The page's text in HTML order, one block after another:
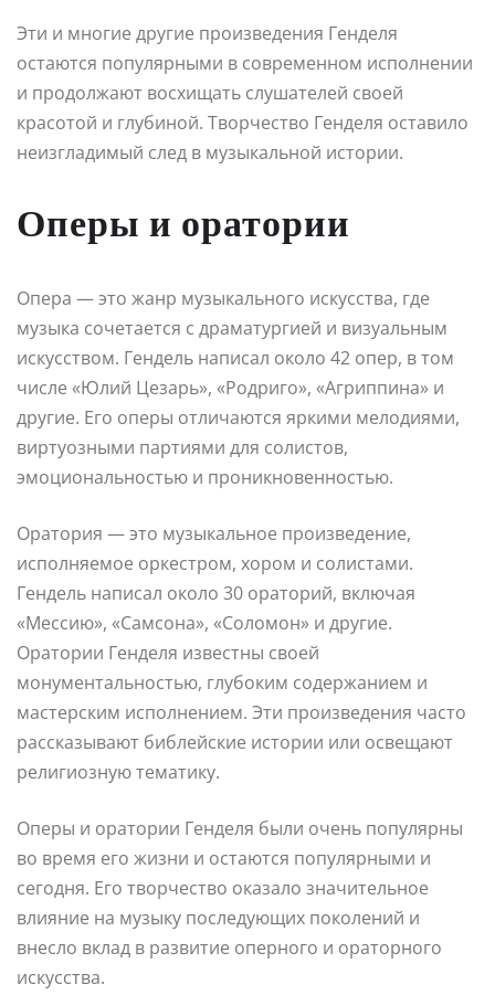
Эти и многие другие произведения Генделя
остаются популярными в современном исполнении
и продолжают восхищать слушателей своей
красотой и глубиной. Творчество Генделя оставило
неизгладимый след в музыкальной истории.
Оперы и оратории
Опера — это жанр музыкального искусства, где
музыка сочетается с драматургией и визуальным
искусством. Гендель написал около 42 опер, в том
числе «Юлий Цезарь», «Родриго», «Агриппина» и
другие. Его оперы отличаются яркими мелодиями,
виртуозными партиями для солистов,
эмоциональностью и проникновенностью.
Оратория — это музыкальное произведение,
исполняемое оркестром, хором и солистами.
Гендель написал около 30 ораторий, включая
«Мессию», «Самсона», «Соломон» и другие.
Оратории Генделя известны своей
монументальностью, глубоким содержанием и
мастерским исполнением. Эти произведения часто
рассказывают библейские истории или освещают
религиозную тематику.
Оперы и оратории Генделя были очень популярны
во время его жизни и остаются популярными и
сегодня. Его творчество оказало значительное
влияние на музыку последующих поколений и
внесло вклад в развитие оперного и ораторного
искусства.